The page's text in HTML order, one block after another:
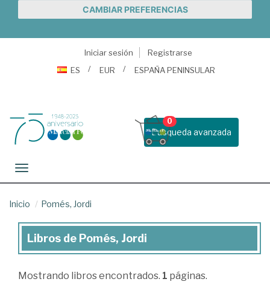
CAMBIAR PREFERENCIAS
Iniciar sesión
Registrarse
ES
EUR ESPAÑA PENINSULAR
Busqueda avanzada
0
Toggle navigation
Inicio Pomés, Jordi
Libros
Pomés,
Libros de Pomés, Jordi
Mostrando libros encontrados. 1 páginas.